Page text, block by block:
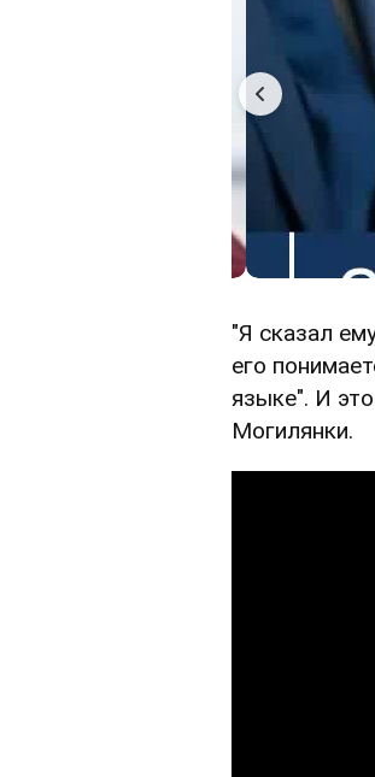
"Я сказал
его
языке". И
Могилянки.